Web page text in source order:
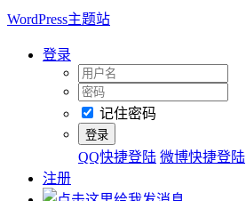
WordPress主题站
登录
记住密码
QQ快捷登陆 微博快捷登陆
注册